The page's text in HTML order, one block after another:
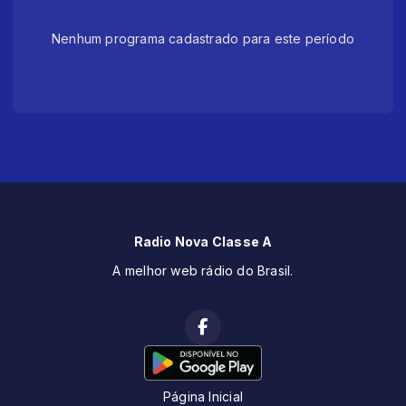
Nenhum programa cadastrado para este período
Radio Nova Classe A
A melhor web rádio do Brasil.
Página Inicial